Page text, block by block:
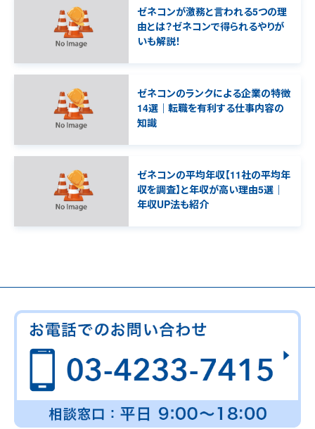
ゼネコンが激務と言われる5つの理
由とは？ゼネコンで得られるやりが
いも解説！
ゼネコンのランクによる企業の特徴
14選｜転職を有利する仕事内容の
知識
ゼネコンの平均年収【11社の平均年
収を調査】と年収が高い理由5選｜
年収UP法も紹介